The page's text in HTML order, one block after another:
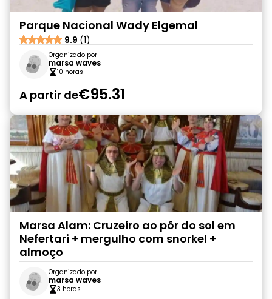
Parque Nacional Wady Elgemal
9.9 (1)
Organizado por
marsa waves
10 horas
A partir de€95.31
Marsa Alam: Cruzeiro ao pôr do sol em
Nefertari + mergulho com snorkel +
almoço
Organizado por
marsa waves
3 horas